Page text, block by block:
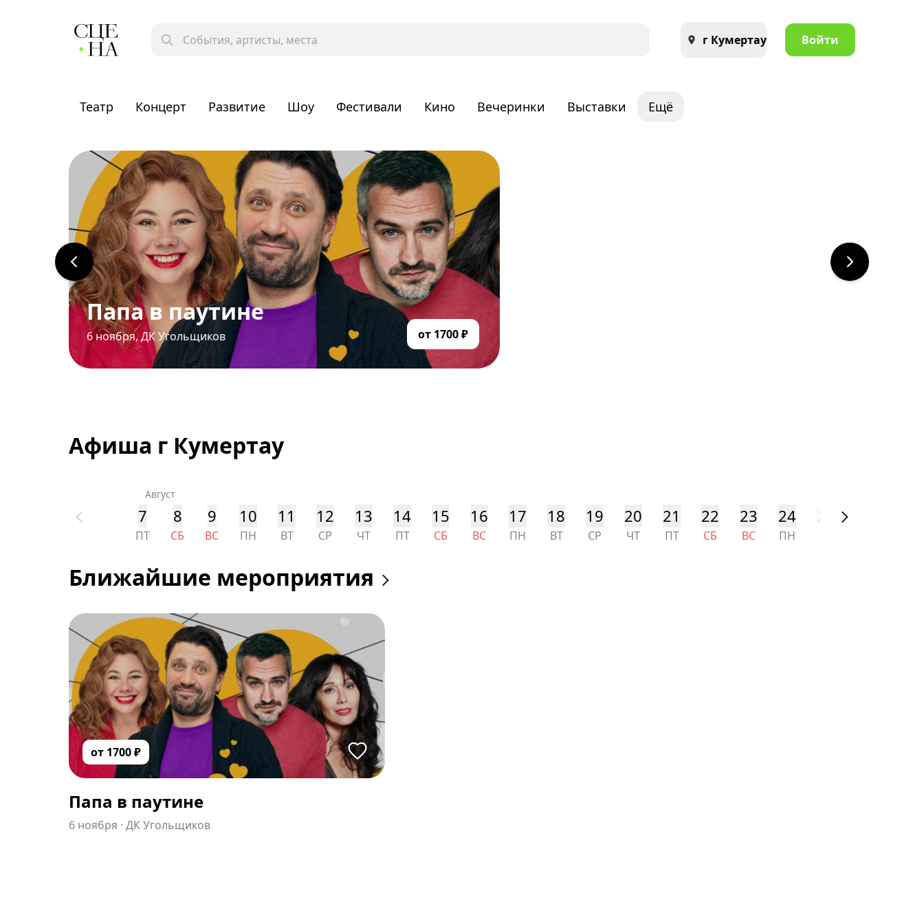
г Кумертау Войти
Театр Концерт Развитие Шоу Фестивали Кино Вечеринки Выставки Ещё
Папа в паутине
6 ноября,ДК Угольщиков от 1700 ₽
Афиша г Кумертау
Август
7
ПТ
8
СБ
9
ВС
10
ПН
11
ВТ
12
СР
13
ЧТ
14
ПТ
15
СБ
16
ВС
17
ПН
18
ВТ
19
СР
20
ЧТ
21
ПТ
22
СБ
23
ВС
24
ПН
25
Ближайшие мероприятия
от 1700₽
Папа в паутине
6 ноября · ДК Угольщиков